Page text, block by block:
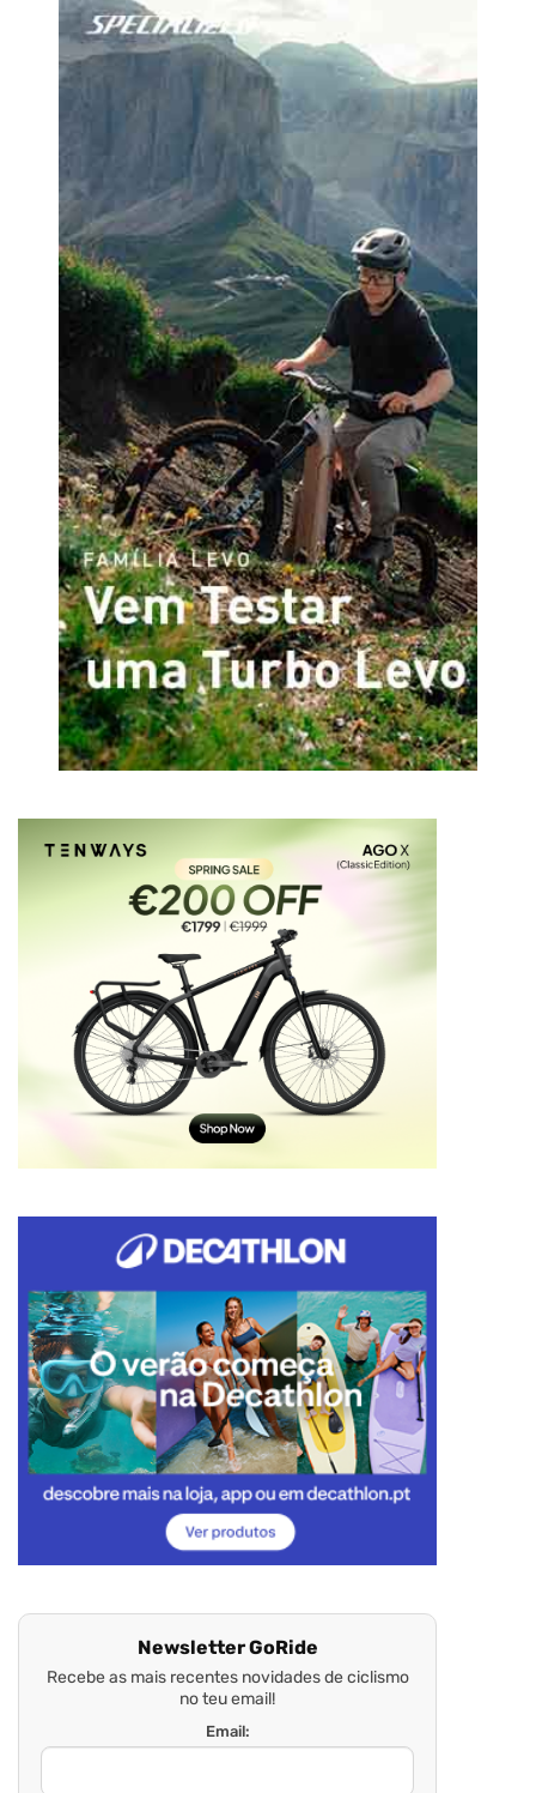
Newsletter GoRide
Recebe as mais recentes novidades de ciclismo
no teu email!
Email: